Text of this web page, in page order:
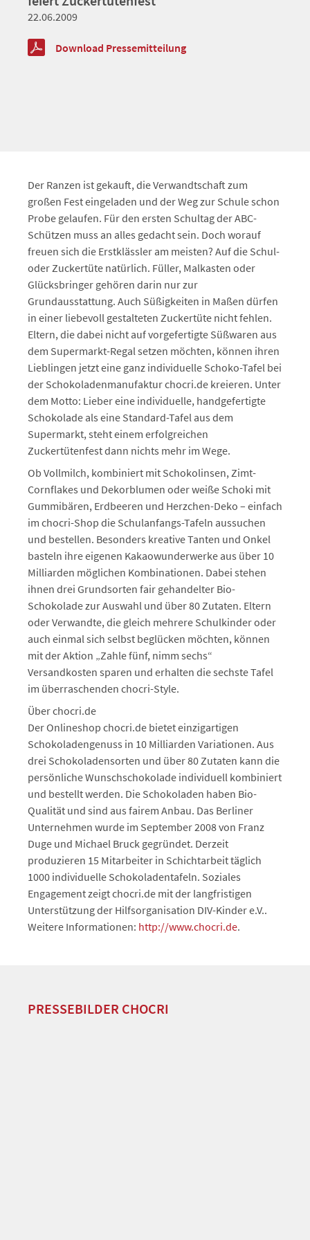
22.06.2009
Download Pressemitteilung
Der Ranzen ist gekauft, die Verwandtschaft zum
großen Fest eingeladen und der Weg zur Schule schon
Probe gelaufen. Für den ersten Schultag der ABC-
Schützen muss an alles gedacht sein. Doch worauf
freuen sich die Erstklässler am meisten? Auf die Schul-
oder Zuckertüte natürlich. Füller, Malkasten oder
Glücksbringer gehören darin nur zur
Grundausstattung. Auch Süßigkeiten in Maßen dürfen
in einer liebevoll gestalteten Zuckertüte nicht fehlen.
Eltern, die dabei nicht auf vorgefertigte Süßwaren aus
dem Supermarkt-Regal setzen möchten, können ihren
Lieblingen jetzt eine ganz individuelle Schoko-Tafel bei
der Schokoladenmanufaktur chocri.de kreieren. Unter
dem Motto: Lieber eine individuelle, handgefertigte
Schokolade als eine Standard-Tafel aus dem
Supermarkt, steht einem erfolgreichen
Zuckertütenfest dann nichts mehr im Wege.
Ob Vollmilch, kombiniert mit Schokolinsen, Zimt-
Cornflakes und Dekorblumen oder weiße Schoki mit
Gummibären, Erdbeeren und Herzchen-Deko – einfach
im chocri-Shop die Schulanfangs-Tafeln aussuchen
und bestellen. Besonders kreative Tanten und Onkel
basteln ihre eigenen Kakaowunderwerke aus über 10
Milliarden möglichen Kombinationen. Dabei stehen
ihnen drei Grundsorten fair gehandelter Bio-
Schokolade zur Auswahl und über 80 Zutaten. Eltern
oder Verwandte, die gleich mehrere Schulkinder oder
auch einmal sich selbst beglücken möchten, können
mit der Aktion „Zahle fünf, nimm sechs“
Versandkosten sparen und erhalten die sechste Tafel
im überraschenden chocri-Style.
Über chocri.de
Der Onlineshop chocri.de bietet einzigartigen
Schokoladengenuss in 10 Milliarden Variationen. Aus
drei Schokoladensorten und über 80 Zutaten kann die
persönliche Wunschschokolade individuell kombiniert
und bestellt werden. Die Schokoladen haben Bio-
Qualität und sind aus fairem Anbau. Das Berliner
Unternehmen wurde im September 2008 von Franz
Duge und Michael Bruck gegründet. Derzeit
produzieren 15 Mitarbeiter in Schichtarbeit täglich
1000 individuelle Schokoladentafeln. Soziales
Engagement zeigt chocri.de mit der langfristigen
Unterstützung der Hilfsorganisation DIV-Kinder e.V..
Weitere Informationen: http://www.chocri.de.
PRESSEBILDER CHOCRI